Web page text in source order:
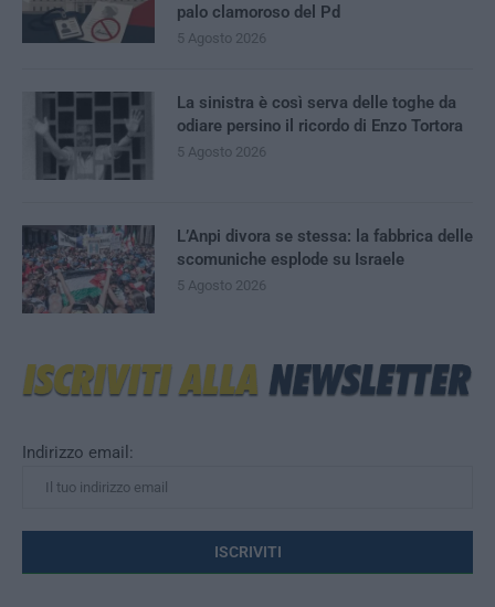
Indirizzo email:
palo clamoroso del Pd
5 Agosto 2026
La sinistra è così serva delle toghe da
odiare persino il ricordo di Enzo Tortora
5 Agosto 2026
L’Anpi divora se stessa: la fabbrica delle
scomuniche esplode su Israele
5 Agosto 2026